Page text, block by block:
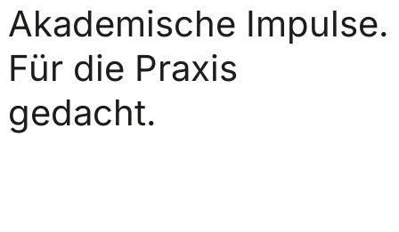
Akademische Impulse.
Für die Praxis
gedacht.